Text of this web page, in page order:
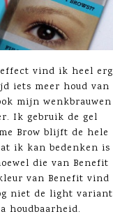
vind ik heel erg
iets meer houd van
mijn wenkbrauwen
Ik gebruik de gel
Brow blijft de hele
ik kan bedenken is
die van Benefit
van Benefit vind
niet de light variant
houdbaarheid.